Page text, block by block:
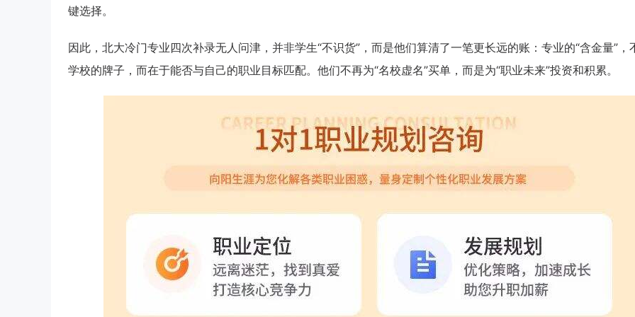
键选择。
因此，北大冷门专业四次补录无人问津，并非学生“不识货”，而是他们算清了一笔更长远的账：专业的“含金量”，
学校的牌子，而在于能否与自己的职业目标匹配。他们不再为“名校虚名”买单，而是为“职业未来”投资和积累。